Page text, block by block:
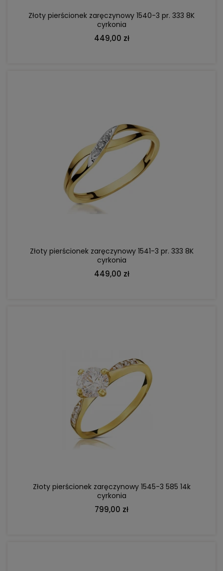
Złoty pierścionek zaręczynowy 1540-3 pr. 333 8K
cyrkonia
449,00 zł
Złoty pierścionek zaręczynowy 1541-3 pr. 333 8K
cyrkonia
449,00 zł
DO KOSZYKA
Złoty pierścionek zaręczynowy 1545-3 585 14k
cyrkonia
799,00 zł
DO KOSZYKA